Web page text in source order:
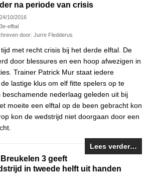
na periode van crisis
24/10/2016
3e-elftal
door: Jurre Fledderus
met recht crisis bij het derde elftal. De
door blessures en een hoop afwezigen in
Trainer Patrick Mur staat iedere
lastige klus om elf fitte spelers op te
nederlaag geleden uit bij
moeite een elftal op de been gebracht kon
kon de wedstrijd niet doorgaan door een
Lees verder…
Breukelen 3 geeft
in tweede helft uit handen